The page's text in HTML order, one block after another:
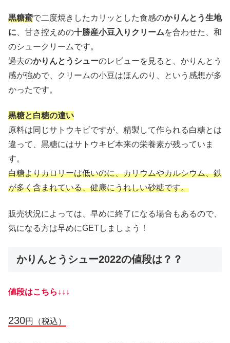
黒糖蜜で二度焼きしたカリッとした食感のかりんとう生地
に 、甘さ控えめの十勝産小豆入りクリームを合わせた、和
のシュークリームです。
過去のかりんとうシューのレビューを見ると、かりんとう
感が強めで、クリームの小豆はほんのり、という感想が多
かったです。
黒糖と白糖の違い
原料は同じサトウキビですが、精製して作られる白糖とは
違って、黒糖にはサトウキビ本来の栄養素が残っていま
す。
白糖よりカロリーは低いのに、カリウムやカルシウム、鉄
が多く含まれている、健康にうれしい砂糖です。
販売状況によっては、早めに終了になる場合もあるので、
気になる方は早めにGETしましょう！
かりんとうシュー2022の値段は？？
値段はこちら↓↓↓
230円（税込）